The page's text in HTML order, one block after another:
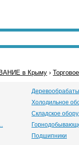
в Крыму ›
Холодильное
Складское
Подшипники